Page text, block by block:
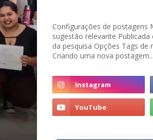
Configurações de postagens
sugestão relevante
da pesquisa Opções Tags de
Criando uma nova postagem...